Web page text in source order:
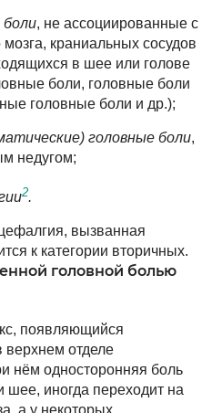
боли, не ассоциированные с
краниальных сосудов
в шее или голове
боли, головные боли
головные боли и др.);
головные боли,
недугом;
2.
вызванная
к категории вторичных.
головной болью
появляющийся
верхнем отделе
нём односторонняя боль
шее, иногда переходит на
а у некоторых